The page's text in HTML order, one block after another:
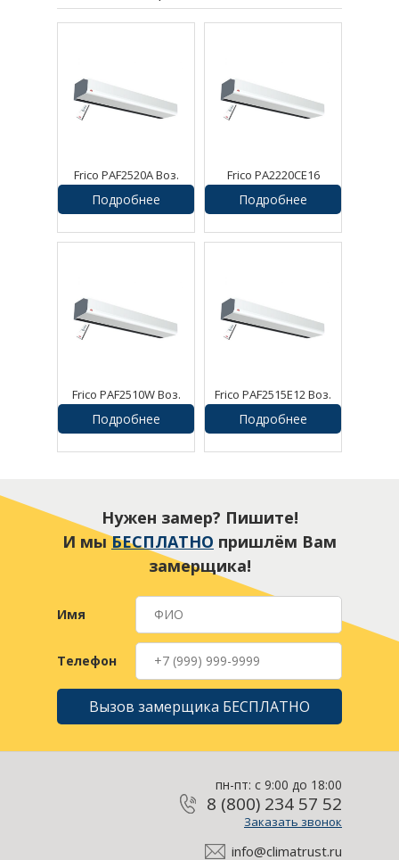
Frico PAF2520A Воз.
завеса Pamir
Подробнее
Frico PA2220CE16
Воздушная завеса
Подробнее
Frico PAF2510W Воз.
завеса Pamir
Подробнее
Frico PAF2515E12 Воз.
завеса Pamir
Подробнее
Нужен замер? Пишите!
И мыБЕСПЛАТНО пришлём Вам
замерщика!
Имя
Телефон
Вызов замерщика БЕСПЛАТНО
пн-пт: с 9:00 до 18:00
8 (800) 234 57 52
Заказать звонок
info@climatrust.ru